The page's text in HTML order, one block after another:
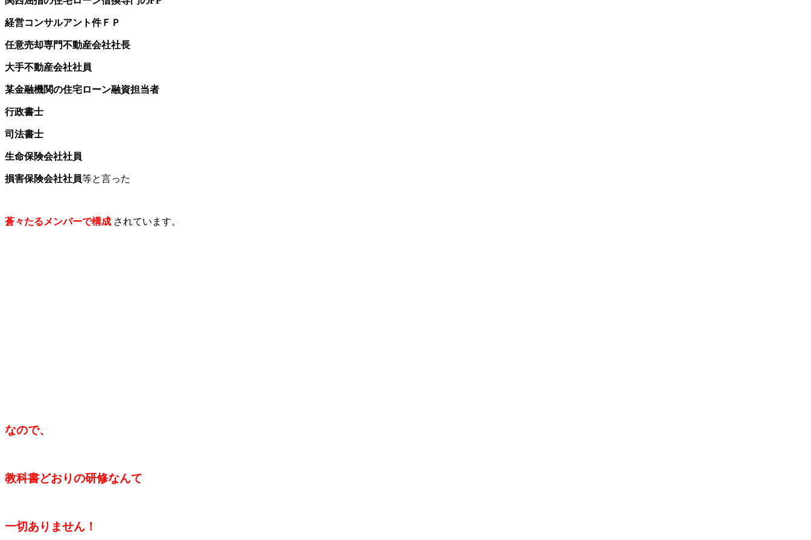
経営コンサルアント件ＦＰ
任意売却専門不動産会社社長
大手不動産会社社員
某金融機関の住宅ローン融資担当者
行政書士
司法書士
生命保険会社社員
損害保険会社社員等と言った
蒼々たるメンバーで構成 されています。
なので、
教科書どおりの研修なんて
一切ありません！